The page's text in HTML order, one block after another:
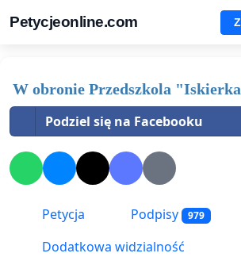
Petycjeonline.com
W obronie Przedszkola
Podziel się na Facebooku
Petycja Podpisy 979
Dodatkowa widzialność